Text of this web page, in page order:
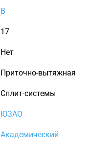
B
17
Нет
Приточно-вытяжная
Сплит-системы
ЮЗАО
Академический